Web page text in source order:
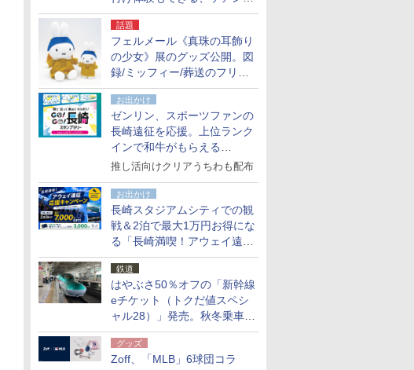
でアサートン高原の日本語ガ
イド付きツアーに参加してみ
た
話題
フェルメール《真珠の耳飾り
の少女》展のグッズ公開。図
録/ミッフィー/葬送のフリー
レンほか、注目ブランドコラ
ボが実現
お出かけ
ゼンリン、スポーツファンの
長崎遠征を応援。上位ランク
インで和牛がもらえる
「GO！GO！長崎スタンプラ
推し活向けクリアうちわも配布
お出かけ
長崎スタジアムシティでの観
戦＆2泊で最大1万円お得にな
る「長崎満喫！アウェイ遠征
応援キャンペーン」
鉄道
はやぶさ50％オフの「新幹線
eチケット（トクだ値スペシ
ャル28）」発売。秋冬乗車
分、えきねっと限定
グッズ
Zoff、「MLB」6球団コラ